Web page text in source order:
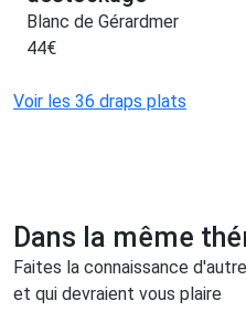
Blanc de Gérardmer
44€
Voir les 36 draps plats
Dans la même
Faites la connaissance
et qui devraient vous plaire